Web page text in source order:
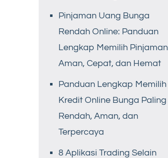
Pinjaman Uang Bunga
Rendah Online: Panduan
Lengkap Memilih Pinjaman
Aman, Cepat, dan Hemat
Panduan Lengkap Memilih
Kredit Online Bunga Paling
Rendah, Aman, dan
Terpercaya
8 Aplikasi Trading Selain